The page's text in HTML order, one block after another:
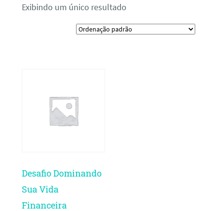
Exibindo um único resultado
Desafio Dominando
Sua Vida
Financeira